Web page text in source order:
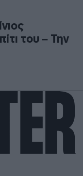
του – Την